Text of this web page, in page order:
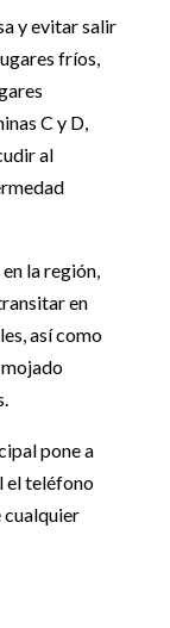
y evitar salir
fríos,
C y D,
al
la región,
en
así como
pone a
el teléfono
cualquier